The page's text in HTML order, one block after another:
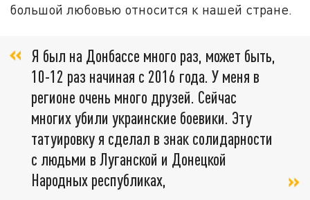
большой любовью относится к нашей стране.
Я был на Донбассе много раз, может быть,
10-12 раз начиная с 2016 года. У меня в
регионе очень много друзей. Сейчас
многих убили украинские боевики. Эту
татуировку я сделал в знак солидарности
с людьми в Луганской и Донецкой
Народных республиках,